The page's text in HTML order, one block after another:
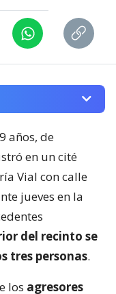
años, de
en un cité
Vial con calle
jueves en la
del recinto se
tres personas.
los agresores